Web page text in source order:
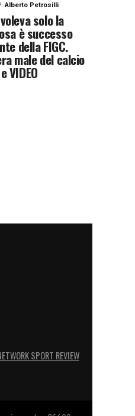
Alberto Petrosilli
solo la
è successo
della FIGC.
male del calcio
VIDEO
SPORT REVIEW